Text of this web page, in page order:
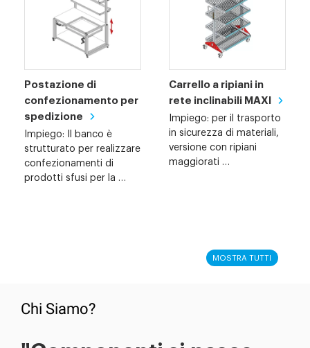
Postazione di
confezionamento per
spedizione
Impiego: Il banco è
strutturato per realizzare
confezionamenti di
prodotti sfusi per la …
Carrello a ripiani in
rete inclinabili MAXI
Impiego: per il trasporto
in sicurezza di materiali,
versione con ripiani
maggiorati …
MOSTRA TUTTI
Chi Siamo?